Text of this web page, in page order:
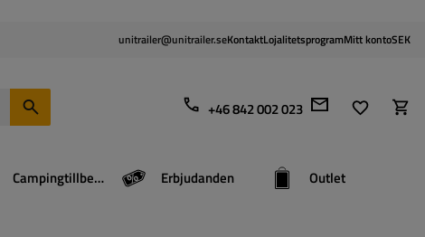
unitrailer@unitrailer.seKontaktLojalitetsprogramMitt kontoSEK
+46 842 002 023
Campingtillbehör Erbjudanden Outlet